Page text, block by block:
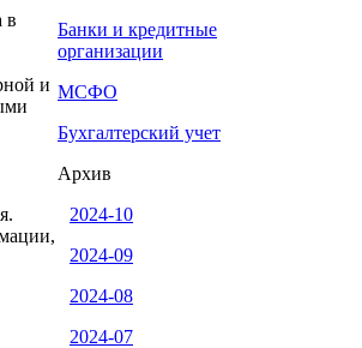
в
и
Банки и кредитные
организации
МСФО
Бухгалтерский учет
Архив
2024-10
2024-09
2024-08
2024-07